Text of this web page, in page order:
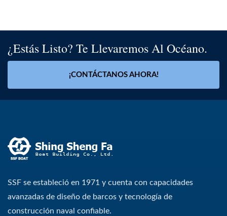
¿Estás Listo? Te Llevaremos Al Océano.
¡CONTÁCTANOS AHORA!
SSF se estableció en 1971 y cuenta con capacidades
avanzadas de diseño de barcos y tecnología de
construcción naval confiable.